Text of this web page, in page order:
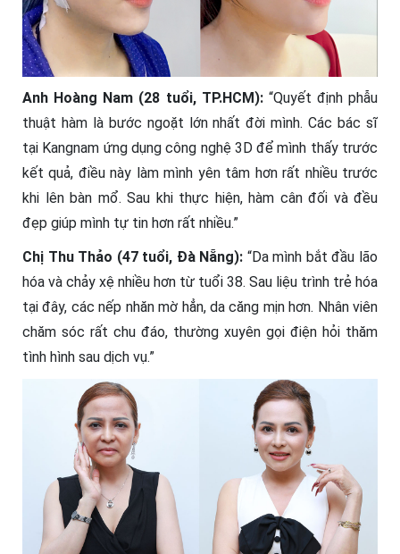
Anh Hoàng Nam (28 tuổi, TP.HCM): “Quyết định phẫu
thuật hàm là bước ngoặt lớn nhất đời mình. Các bác sĩ
tại Kangnam ứng dụng công nghệ 3D để mình thấy trước
kết quả, điều này làm mình yên tâm hơn rất nhiều trước
khi lên bàn mổ. Sau khi thực hiện, hàm cân đối và đều
đẹp giúp mình tự tin hơn rất nhiều.”
Chị Thu Thảo (47 tuổi, Đà Nẵng): “Da mình bắt đầu lão
hóa và chảy xệ nhiều hơn từ tuổi 38. Sau liệu trình trẻ hóa
tại đây, các nếp nhăn mờ hẳn, da căng mịn hơn. Nhân viên
chăm sóc rất chu đáo, thường xuyên gọi điện hỏi thăm
tình hình sau dịch vụ.”